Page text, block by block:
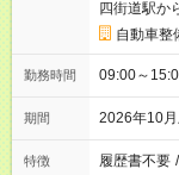
四街道駅か
自動車整
勤務時間 09:00～
期間 2026年10
特徴 履歴書不要 /